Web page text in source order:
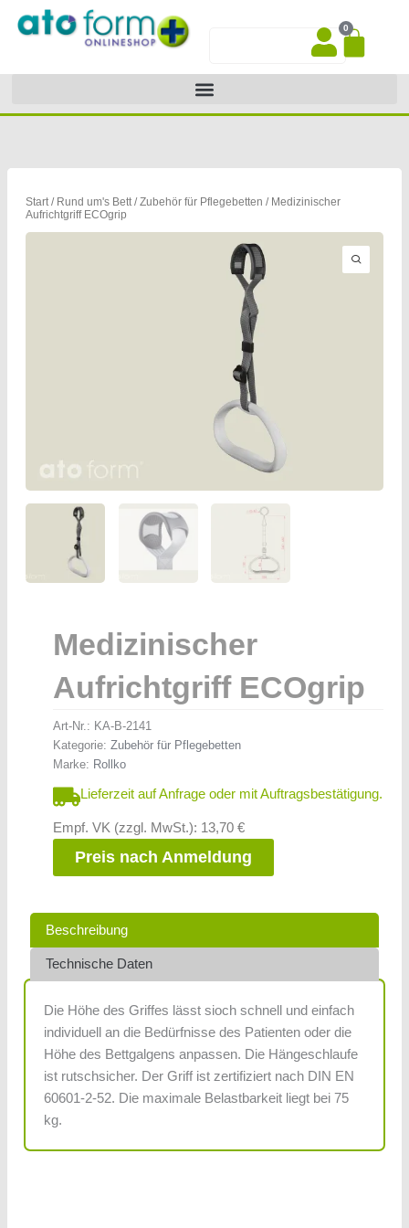
Inhalt
0
Start/ Rund um's Bett/Zubehör für Pflegebetten / Medizinischer
Aufrichtgriff ECOgrip
Medizinischer
Aufrichtgriff ECOgrip
Art-Nr.: KA-B-2141
Kategorie: Zubehör für Pflegebetten
Marke: Rollko
Lieferzeit auf Anfrage oder mit Auftragsbestätigung.
Empf. VK (zzgl. MwSt.): 13,70 €
Preis nach Anmeldung
Beschreibung
Technische Daten
Die Höhe des Griffes lässt sioch schnell und einfach
individuell an die Bedürfnisse des Patienten oder die
Höhe des Bettgalgens anpassen. Die Hängeschlaufe
ist rutschsicher. Der Griff ist zertifiziert nach DIN EN
60601-2-52. Die maximale Belastbarkeit liegt bei 75
kg.